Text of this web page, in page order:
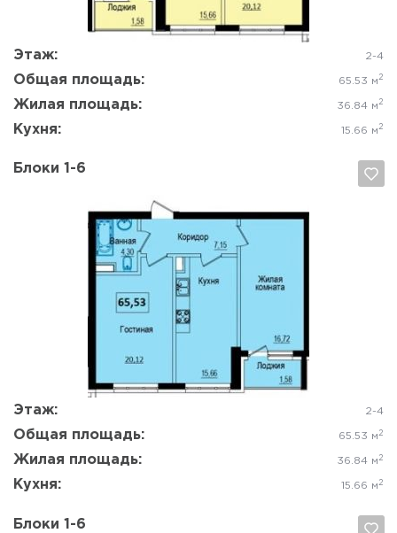
Этаж: 2-4
Общая площадь: 65.53 м 2
Жилая площадь: 36.84 м 2
Кухня: 15.66 м 2
Блоки 1-6
Этаж: 2-4
Общая площадь: 65.53 м 2
Жилая площадь: 36.84 м 2
Кухня: 15.66 м 2
Да, удалить
Блоки 1-6